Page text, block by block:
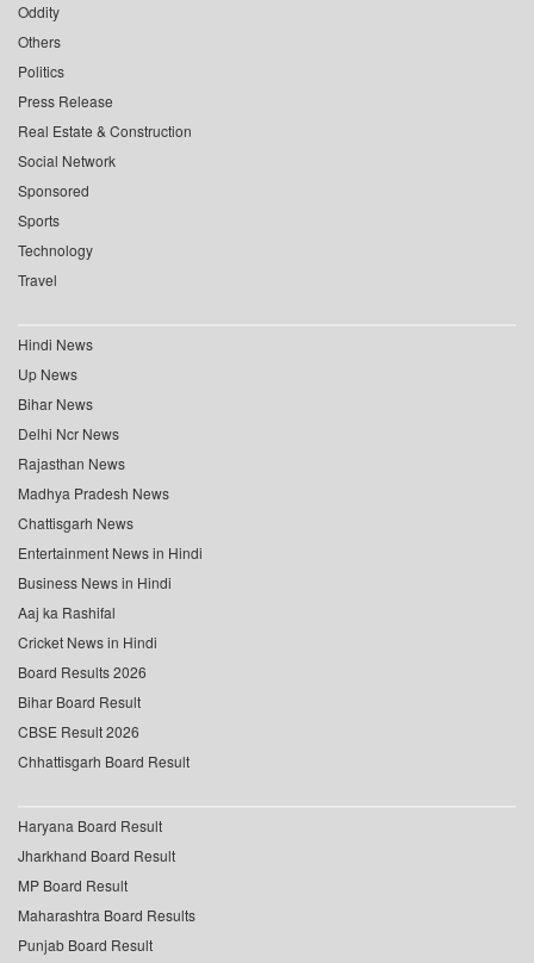
Oddity
Others
Politics
Press Release
Real Estate & Construction
Social Network
Sponsored
Sports
Technology
Travel
Hindi News
Up News
Bihar News
Delhi Ncr News
Rajasthan News
Madhya Pradesh News
Chattisgarh News
Entertainment News in Hindi
Business News in Hindi
Aaj ka Rashifal
Cricket News in Hindi
Board Results 2026
Bihar Board Result
CBSE Result 2026
Chhattisgarh Board Result
Haryana Board Result
Jharkhand Board Result
MP Board Result
Maharashtra Board Results
Punjab Board Result